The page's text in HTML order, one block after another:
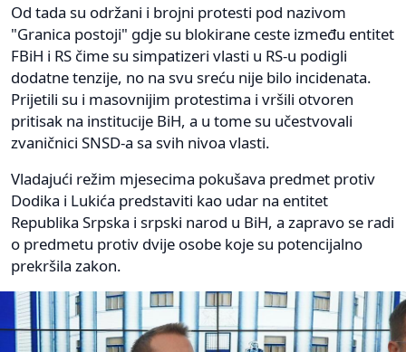
Od tada su održani i brojni protesti pod nazivom
"Granica postoji" gdje su blokirane ceste između entitet
FBiH i RS čime su simpatizeri vlasti u RS-u podigli
dodatne tenzije, no na svu sreću nije bilo incidenata.
Prijetili su i masovnijim protestima i vršili otvoren
pritisak na institucije BiH, a u tome su učestvovali
zvaničnici SNSD-a sa svih nivoa vlasti.
Vladajući režim mjesecima pokušava predmet protiv
Dodika i Lukića predstaviti kao udar na entitet
Republika Srpska i srpski narod u BiH, a zapravo se radi
o predmetu protiv dvije osobe koje su potencijalno
prekršila zakon.